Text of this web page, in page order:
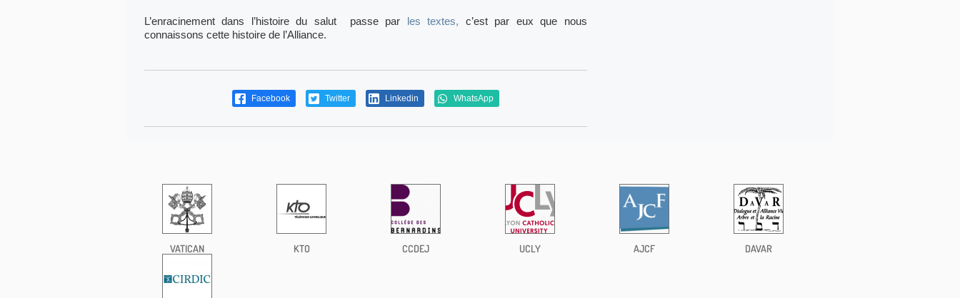
L’enracinement dans l’histoire du salut passe par les textes, c’est par eux que nous
connaissons cette histoire de l’Alliance.
Facebook Twitter Linkedin WhatsApp
VATICAN KTO CCDEJ UCLY AJCF DAVAR